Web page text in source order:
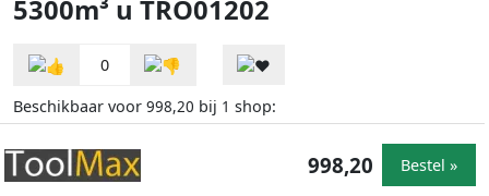
5300m³ u TRO01202
0
Beschikbaar voor 998,20 bij 1 shop:
998,20 Bestel »